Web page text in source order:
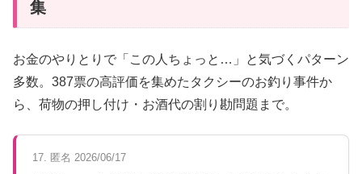
集
お金のやりとりで「この人ちょっと…」と気づくパターン
多数。387票の高評価を集めたタクシーのお釣り事件か
ら、荷物の押し付け・お酒代の割り勘問題まで。
17. 匿名 2026/06/17